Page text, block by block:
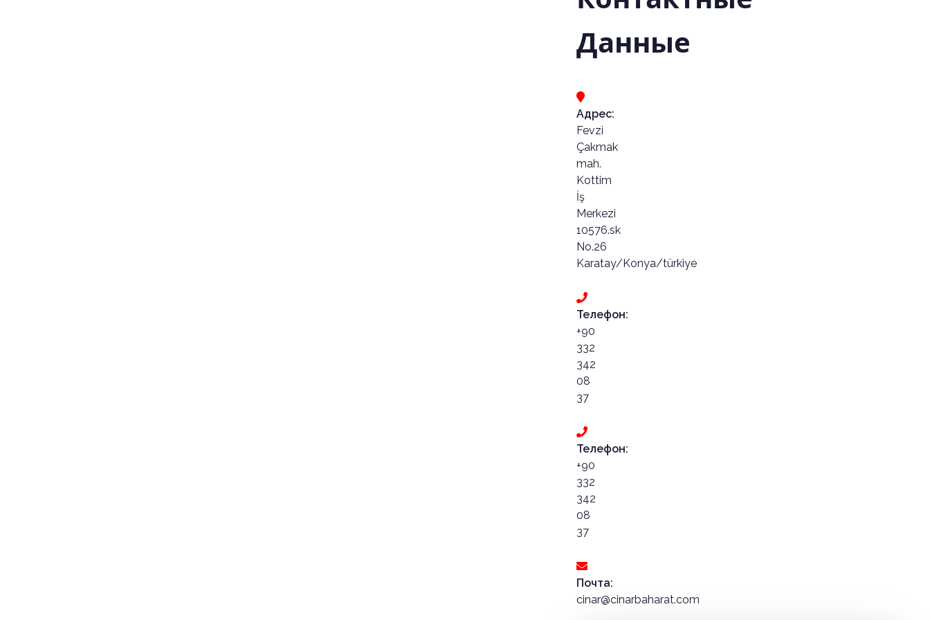
Данные
Адрес:
Fevzi
Çakmak
mah.
Kottim
İş
Merkezi
10576.sk
No.26
Karatay/Konya/türkiye
Телефон:
+90
332
342
08
37
Телефон:
+90
332
342
08
37
Почта:
cinar@cinarbaharat.com